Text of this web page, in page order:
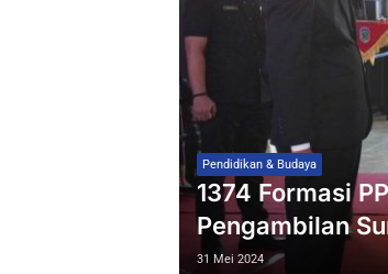
Pendidikan & Budaya
1374 Formasi
Pengambilan
oleh PJ Bupati
31 Mei 2024